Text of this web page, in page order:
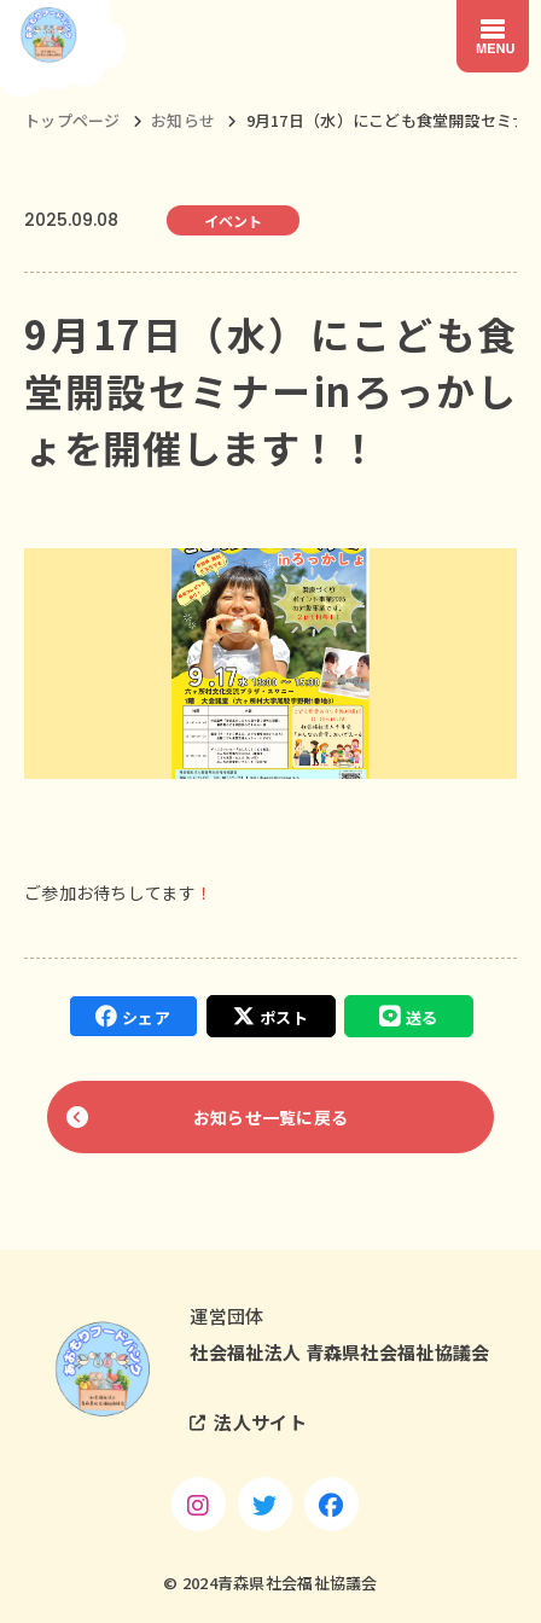
トップページ お知らせ 9月17日（水）にこども食堂開設セミナ
2025.09.08 イベント
9月17日（水）にこども食
堂開設セミナーinろっかし
ょを開催します！！
ご参加お待ちしてます ！
シェア ポスト 送る
お知らせ一覧に戻る
運営団体
社会福祉法人 青森県社会福祉協議会
法人サイト
© 2024青森県社会福祉協議会